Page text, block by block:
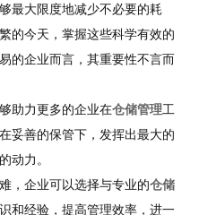
最大限度地减少不必要的耗
的今天，掌握这些科学有效的
的企业而言，其重要性不言而
助力更多的企业在仓储管理工
妥善的保管下，发挥出最大的
动力。
，企业可以选择与专业的仓储
和经验，提高管理效率，进一